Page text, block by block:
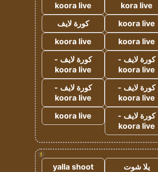
kora live
koora live
koora live
كورة لايف
koora live
koora live
كورة لايف -
koora live
كورة لايف -
koora live
كورة لايف -
koora live
كورة لايف -
koora live
كورة لايف -
koora live
koora live
!
يلا شوت
yalla shoot